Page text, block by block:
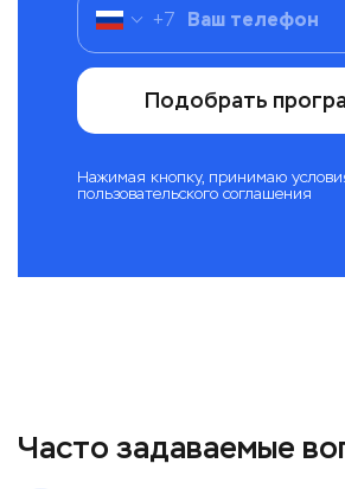
+7
Подобрать
Нажимая кнопку, принимаю
пользовательского соглашения
Часто задаваемые